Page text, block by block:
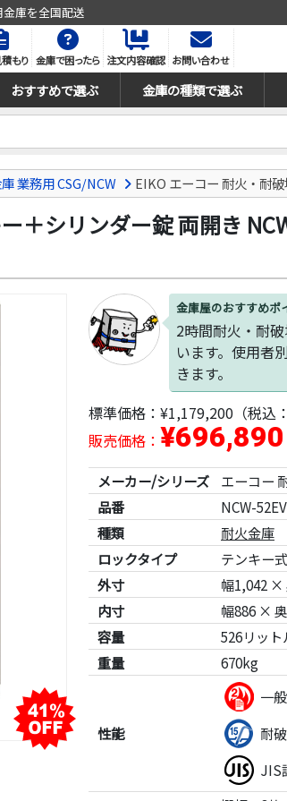
庫を全国配送
もり 金庫で困ったら 注文内容確認 お問い合わせ
おすすめで選ぶ 金庫の種類で選ぶ
業務用 CSG/NCW EIKO エーコー 耐火・耐
＋シリンダー錠 両開き
金庫屋のおすすめポ
2時間耐火・耐
います。使用者
きます。
標準価格： ¥1,179,200 （税込
販売価格： ¥696,890
メーカー/シリーズ
エーコー
品番
NCW-52EV
種類
耐火金庫
ロックタイプ
テンキー式
外寸
幅1,042 ×
内寸
幅886 ×
容量
526リット
重量
670kg
性能
一
耐
JIS